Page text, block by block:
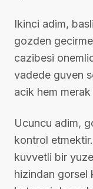
Ikinci adim,
gozden
cazibesi
vadede guven
acik hem
Ucuncu adim,
kontrol
kuvvetli bir
hizindan gorsel